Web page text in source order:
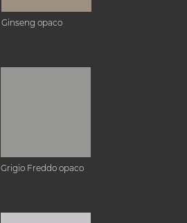
Ginseng opaco
Grigio Freddo opaco